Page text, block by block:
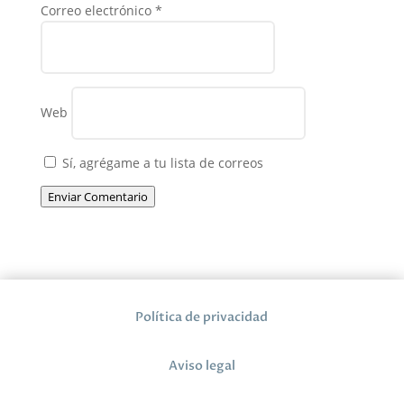
Correo electrónico *
Web
Sí, agrégame a tu lista de correos
Enviar Comentario
Política de privacidad
Aviso legal